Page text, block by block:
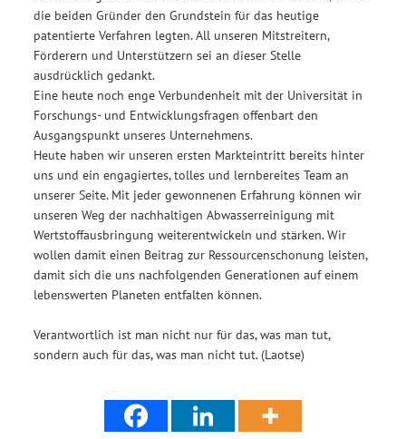
die beiden Gründer den Grundstein für das heutige
patentierte Verfahren legten. All unseren Mitstreitern,
Förderern und Unterstützern sei an dieser Stelle
ausdrücklich gedankt.
Eine heute noch enge Verbundenheit mit der Universität in
Forschungs- und Entwicklungsfragen offenbart den
Ausgangspunkt unseres Unternehmens.
Heute haben wir unseren ersten Markteintritt bereits hinter
uns und ein engagiertes, tolles und lernbereites Team an
unserer Seite. Mit jeder gewonnenen Erfahrung können wir
unseren Weg der nachhaltigen Abwasserreinigung mit
Wertstoffausbringung weiterentwickeln und stärken. Wir
wollen damit einen Beitrag zur Ressourcenschonung leisten,
damit sich die uns nachfolgenden Generationen auf einem
lebenswerten Planeten entfalten können.
Verantwortlich ist man nicht nur für das, was man tut,
sondern auch für das, was man nicht tut. (Laotse)